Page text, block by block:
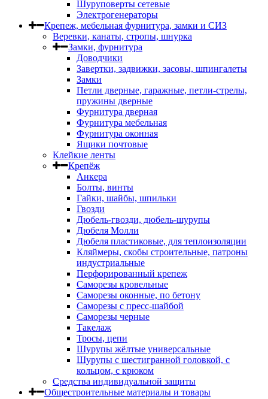
Шуруповерты сетевые
Электрогенераторы
Крепеж, мебельная фурнитура, замки и СИЗ
Веревки, канаты, стропы, шнурка
Замки, фурнитура
Доводчики
Завертки, задвижки, засовы, шпингалеты
Замки
Петли дверные, гаражные, петли-стрелы,
пружины дверные
Фурнитура дверная
Фурнитура мебельная
Фурнитура оконная
Ящики почтовые
Клейкие ленты
Крепёж
Анкера
Болты, винты
Гайки, шайбы, шпильки
Гвозди
Дюбель-гвозди, дюбель-шурупы
Дюбеля Молли
Дюбеля пластиковые, для теплоизоляции
Кляймеры, скобы строительные, патроны
индустриальные
Перфорированный крепеж
Саморезы кровельные
Саморезы оконные, по бетону
Саморезы с пресс-шайбой
Саморезы черные
Такелаж
Тросы, цепи
Шурупы жёлтые универсальные
Шурупы с шестигранной головкой, с
кольцом, с крюком
Средства индивидуальной защиты
Общестроительные материалы и товары